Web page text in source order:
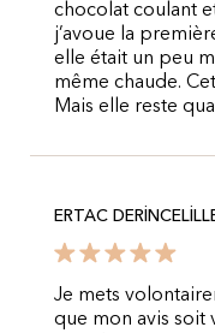
chocolat coulant
j’avoue la
elle était un peu
même chaude.
Mais elle reste
ERTAC
Je mets
que mon avis soit